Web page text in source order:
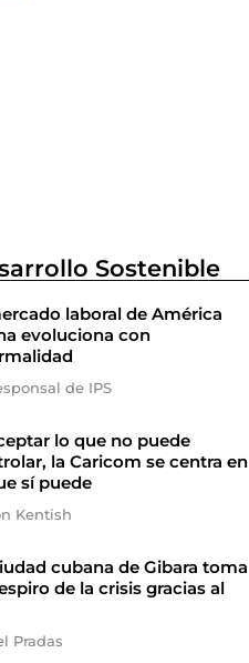
Sostenible
laboral de América
evoluciona con
de IPS
lo que no puede
la Caricom se centra en
sí puede
Kentish
cubana de Gibara toma
de la crisis gracias al
Pradas